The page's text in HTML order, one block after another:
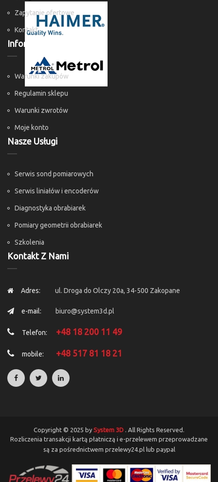
Zapytanie ofertowe
Kontakt
Informacje
Warunki zakupów
Regulamin sklepu
Warunki zwrotów
Moje konto
Nasze Usługi
Serwis sond pomiarowych
Serwis liniałów i encoderów
Diagnostyka obrabiarek
Pomiary geometrii obrabiarek
Szkolenia
Kontakt Z Nami
Adres: ul. Droga do Olczy 20a, 34-500 Zakopane
e-mail: biuro@system3d.pl
Telefon: +48 18 200 11 49
mobile: +48 517 81 18 21
Copyright © 2025 by System 3D . All Rights Reserved.
Rozliczenia transakcji kartą płatniczą i e-przelewem przeprowadzane
są za pośrednictwem przelewy24.pl lub paypal